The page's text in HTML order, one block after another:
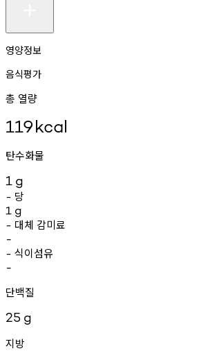
영양정보
음식평가
총 열량
119kcal
탄수화물
1 g
- 당
1 g
- 대체 감미료
-
- 식이섬유
-
단백질
25 g
지방